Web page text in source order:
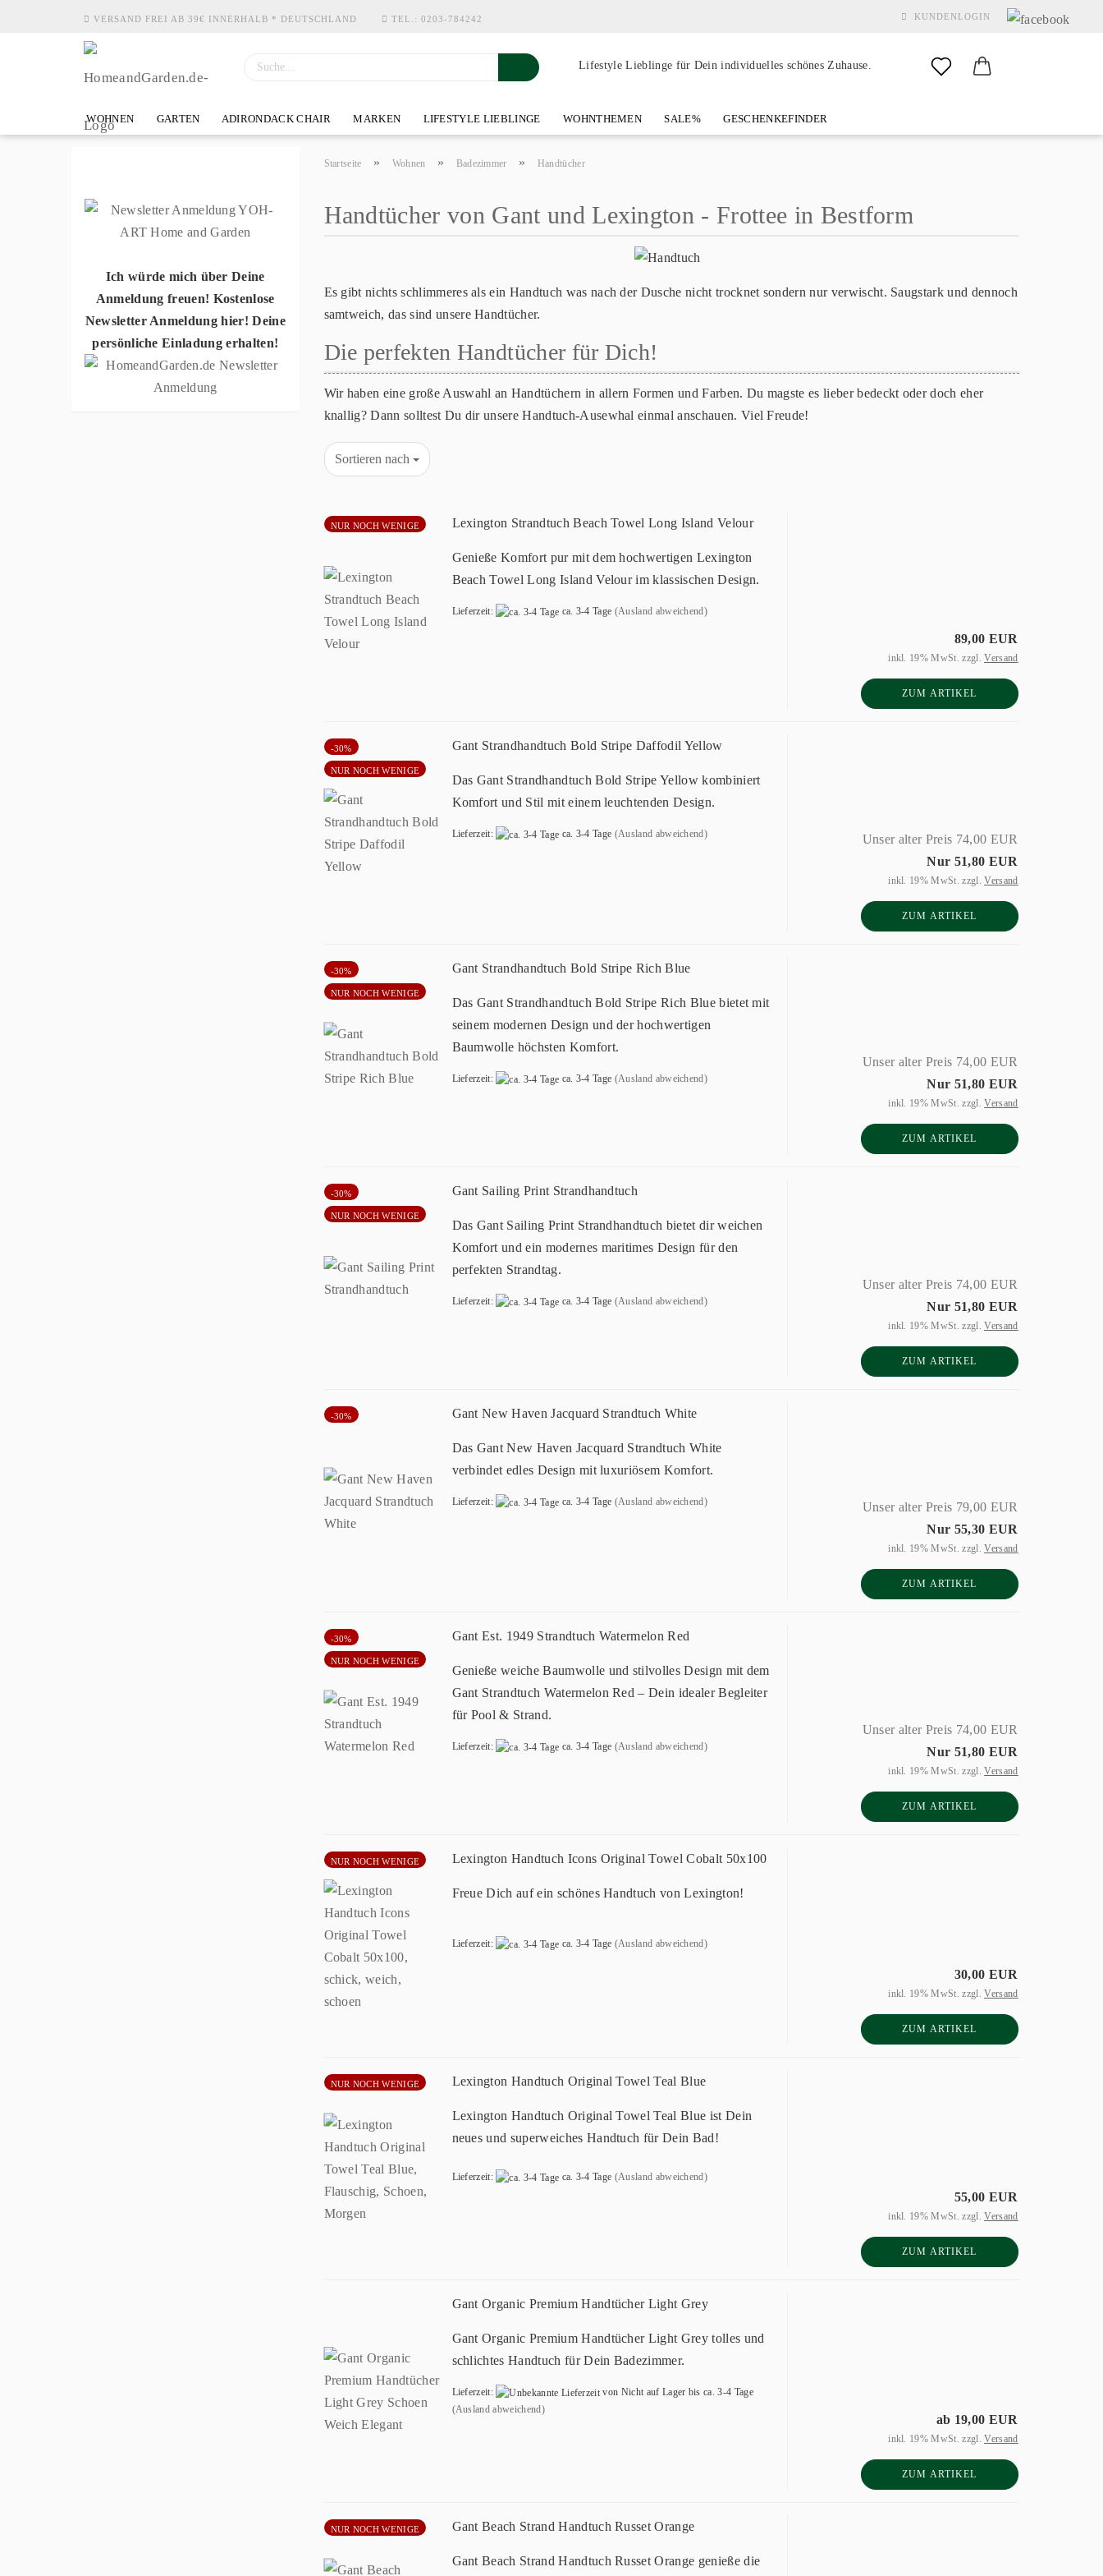
KUNDENLOGIN
Passwort vergessen?
VERSAND FREI AB 39€ INNERHALB * DEUTSCHLAND TEL.: 0203-784242
Lifestyle Lieblinge für Dein individuelles schönes Zuhause.
WOHNEN GARTEN ADIRONDACK CHAIR MARKEN LIFESTYLE LIEBLINGE WOHNTHEMEN SALE% GESCHENKEFINDER
Startseite » Wohnen » Badezimmer » Handtücher
Handtücher von Gant und Lexington - Frottee in Bestform
Es gibt nichts schlimmeres als ein Handtuch was nach der Dusche nicht trocknet sondern nur verwischt. Saugstark und dennoch
samtweich, das sind unsere Handtücher.
Die perfekten Handtücher für Dich!
Wir haben eine große Auswahl an Handtüchern in allern Formen und Farben. Du magste es lieber bedeckt oder doch eher
knallig? Dann solltest Du dir unsere Handtuch-Ausewhal einmal anschauen. Viel Freude!
Sortieren nach
NUR NOCH WENIGE Lexington Strandtuch Beach Towel Long Island Velour
Genieße Komfort pur mit dem hochwertigen Lexington
Beach Towel Long Island Velour im klassischen Design.
Lieferzeit: ca. 3-4 Tage (Ausland abweichend)
89,00 EUR
inkl. 19% MwSt. zzgl.Versand
ZUM ARTIKEL
-30%
NUR NOCH WENIGE
Gant Strandhandtuch Bold Stripe Daffodil Yellow
Das Gant Strandhandtuch Bold Stripe Yellow kombiniert
Komfort und Stil mit einem leuchtenden Design.
Lieferzeit: ca. 3-4 Tage (Ausland abweichend)
Unser alter Preis 74,00 EUR
Nur 51,80 EUR
inkl. 19% MwSt. zzgl.Versand
ZUM ARTIKEL
-30%
NUR NOCH WENIGE
Gant Strandhandtuch Bold Stripe Rich Blue
Das Gant Strandhandtuch Bold Stripe Rich Blue bietet mit
seinem modernen Design und der hochwertigen
Baumwolle höchsten Komfort.
Lieferzeit: ca. 3-4 Tage (Ausland abweichend)
Unser alter Preis 74,00 EUR
Nur 51,80 EUR
inkl. 19% MwSt. zzgl.Versand
ZUM ARTIKEL
-30%
NUR NOCH WENIGE
Gant Sailing Print Strandhandtuch
Das Gant Sailing Print Strandhandtuch bietet dir weichen
Komfort und ein modernes maritimes Design für den
perfekten Strandtag.
Lieferzeit: ca. 3-4 Tage (Ausland abweichend)
Unser alter Preis 74,00 EUR
Nur 51,80 EUR
inkl. 19% MwSt. zzgl.Versand
ZUM ARTIKEL
-30% Gant New Haven Jacquard Strandtuch White
Das Gant New Haven Jacquard Strandtuch White
verbindet edles Design mit luxuriösem Komfort.
Lieferzeit: ca. 3-4 Tage (Ausland abweichend)
Unser alter Preis 79,00 EUR
Nur 55,30 EUR
inkl. 19% MwSt. zzgl.Versand
ZUM ARTIKEL
-30%
NUR NOCH WENIGE
Gant Est. 1949 Strandtuch Watermelon Red
Genieße weiche Baumwolle und stilvolles Design mit dem
Gant Strandtuch Watermelon Red – Dein idealer Begleiter
für Pool & Strand.
Lieferzeit: ca. 3-4 Tage (Ausland abweichend)
Unser alter Preis 74,00 EUR
Nur 51,80 EUR
inkl. 19% MwSt. zzgl.Versand
ZUM ARTIKEL
NUR NOCH WENIGE Lexington Handtuch Icons Original Towel Cobalt 50x100
Freue Dich auf ein schönes Handtuch von Lexington!
Lieferzeit: ca. 3-4 Tage (Ausland abweichend)
30,00 EUR
inkl. 19% MwSt. zzgl.Versand
ZUM ARTIKEL
NUR NOCH WENIGE Lexington Handtuch Original Towel Teal Blue
Lexington Handtuch Original Towel Teal Blue ist Dein
neues und superweiches Handtuch für Dein Bad!
Lieferzeit: ca. 3-4 Tage (Ausland abweichend)
55,00 EUR
inkl. 19% MwSt. zzgl.Versand
ZUM ARTIKEL
Gant Organic Premium Handtücher Light Grey
Gant Organic Premium Handtücher Light Grey tolles und
schlichtes Handtuch für Dein Badezimmer.
Lieferzeit:
von Nicht auf Lager bis ca. 3-4 Tage
(Ausland abweichend)
ab 19,00 EUR
inkl. 19% MwSt. zzgl.Versand
ZUM ARTIKEL
NUR NOCH WENIGE Gant Beach Strand Handtuch Russet Orange
Gant Beach Strand Handtuch Russet Orange genieße die
Ich würde mich über Deine
Anmeldung freuen! Kostenlose
Newsletter Anmeldung hier! Deine
persönliche Einladung erhalten!